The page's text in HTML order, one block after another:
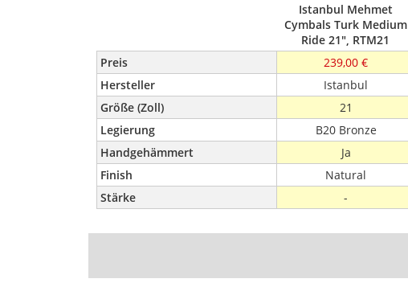
Istanbul Mehmet
Cymbals Turk Medium
Ride 21", RTM21
Preis 239,00 €
Hersteller
Istanbul
Größe (Zoll)
21
Legierung
B20 Bronze
Handgehämmert
Ja
Finish
Natural
Stärke
-